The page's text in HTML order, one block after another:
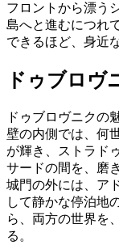
フロントから漂う
島へと進むにつれ
できるほど、身近
ドゥブロヴ
ドゥブロヴニクの
壁の内側では、何
が輝き、ストラド
サードの間を、磨
城門の外には、ア
して静かな停泊地
ら、両方の世界を
る。